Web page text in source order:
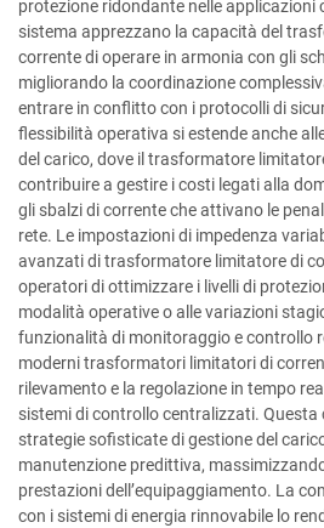
protezione ridondante nelle applicazioni
sistema apprezzano la capacità del
corrente di operare in armonia con gli
migliorando la coordinazione
entrare in conflitto con i protocolli di
flessibilità operativa si estende anche
del carico, dove il trasformatore
contribuire a gestire i costi legati alla
gli sbalzi di corrente che attivano le
rete. Le impostazioni di impedenza
avanzati di trasformatore limitatore di
operatori di ottimizzare i livelli di
modalità operative o alle variazioni
funzionalità di monitoraggio e controllo
moderni trasformatori limitatori di
rilevamento e la regolazione in tempo
sistemi di controllo centralizzati.
strategie sofisticate di gestione del
manutenzione predittiva,
prestazioni dell’equipaggiamento. La
con i sistemi di energia rinnovabile lo